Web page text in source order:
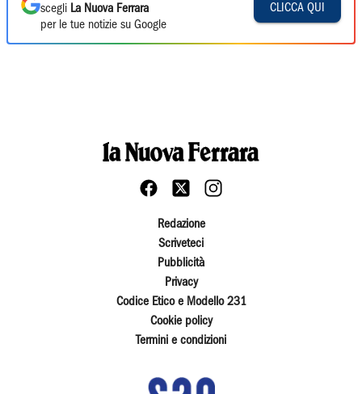
scegli La Nuova Ferrara
per le tue notizie su Google
CLICCA QUI
Redazione
Scriveteci
Pubblicità
Privacy
Codice Etico e Modello 231
Cookie policy
Termini e condizioni